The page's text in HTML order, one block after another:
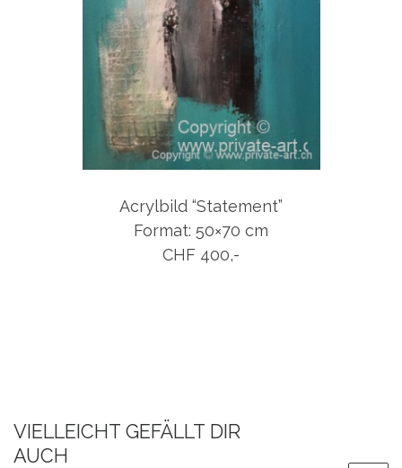
Acrylbild “Statement”
Format: 50×70 cm
CHF 400,-
VIELLEICHT GEFÄLLT DIR
AUCH